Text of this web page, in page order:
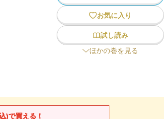
お気に入り
試し読み
ほかの巻を見る
)で買える！